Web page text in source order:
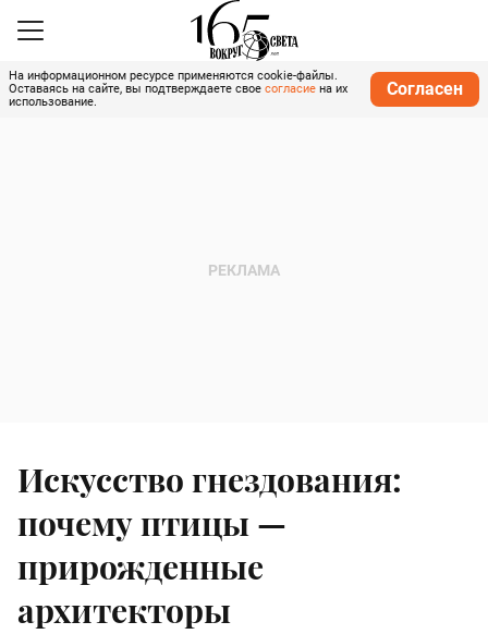
На информационном ресурсе применяются cookie-файлы.
Оставаясь на сайте, вы подтверждаете свое согласие на их
использование.
Согласен
Искусство гнездования:
почему птицы —
прирожденные
архитекторы